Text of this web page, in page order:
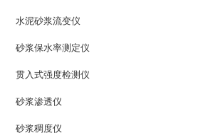
水泥砂浆流变仪
砂浆保水率测定仪
贯入式强度检测仪
砂浆渗透仪
砂浆稠度仪